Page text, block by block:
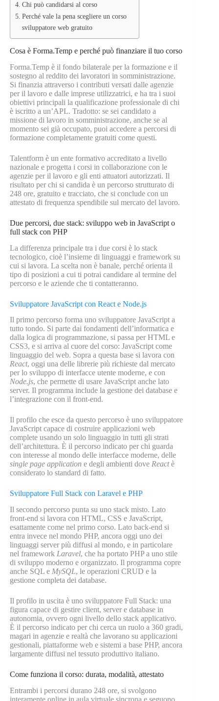
Chi può candidarsi al corso
Perché vale la pena scegliere un corso
sviluppatore web gratuito
Cosa è Forma.Temp e perché può finanziare il tuo corso
Forma.Temp è il fondo bilaterale per la formazione e il
sostegno al reddito dei lavoratori in somministrazione.
Si finanzia attraverso i contributi versati dalle agenzie
per il lavoro e dalle imprese utilizzatrici, e ha tra i suoi
obiettivi principali la qualificazione professionale di chi
è iscritto a un’APL. Tradotto: se sei candidato a
missione di lavoro in somministrazione, anche se al
momento sei già occupato, puoi accedere a percorsi di
formazione completamente gratuiti come questi.
Talentform è un ente formativo accreditato a livello
nazionale e progetta i corsi in collaborazione con le
agenzie per il lavoro e gli enti attuatori autorizzati. Il
risultato per chi si candida è un percorso strutturato di
248 ore, gratuito e tracciato, che si conclude con un
attestato di frequenza spendibile sul mercato del lavoro.
Due percorsi, due stack: sviluppo web in JavaScript o
full stack con PHP
La differenza principale tra i due corsi è lo stack
tecnologico, cioè l’insieme di linguaggi e framework su
cui si lavora. La scelta non è banale, perché orienta il
tipo di posizioni a cui ti potrai candidare al termine del
percorso e le aziende che ti contatteranno.
Sviluppatore JavaScript con React e Node.js
Il primo percorso forma uno sviluppatore JavaScript a
tutto tondo. Si parte dai fondamenti dell’informatica e
dalla logica di programmazione, si passa per HTML e
CSS3, e si arriva al cuore del corso: JavaScript come
linguaggio del web. Sopra a questa base si lavora con
React, oggi una delle librerie più richieste dal mercato
per lo sviluppo di interfacce utente moderne, e con
Node.js, che permette di usare JavaScript anche lato
server. Il programma include la gestione dei database e
l’integrazione con il front-end.
Il profilo che esce da questo percorso è uno sviluppatore
JavaScript capace di costruire applicazioni web
complete usando un solo linguaggio in tutti gli strati
dell’architettura. È il percorso indicato per chi guarda
con interesse al mondo delle interfacce moderne, delle
single page application e degli ambienti dove Reactè
considerato lo standard di fatto.
Sviluppatore Full Stack con Laravel e PHP
Il secondo percorso punta su uno stack misto. Lato
front-end si lavora con HTML, CSS e JavaScript,
esattamente come nel primo corso. Lato back-end si
entra invece nel mondo PHP, ancora oggi uno dei
linguaggi server più diffusi al mondo, e in particolare
nel framework Laravel, che ha portato PHP a uno stile
di sviluppo moderno e organizzato. Il programma copre
anche SQL e MySQL, le operazioni CRUD e la
gestione completa dei database.
Il profilo in uscita è uno sviluppatore Full Stack: una
figura capace di gestire client, server e database in
autonomia, ovvero ogni livello dello stack applicativo.
È il percorso indicato per chi cerca un ruolo a 360 gradi,
magari in agenzie e realtà che lavorano su applicazioni
gestionali, piattaforme web e sistemi a base PHP, ancora
largamente diffusi nel tessuto produttivo italiano.
Come funziona il corso: durata, modalità, attestato
Entrambi i percorsi durano 248 ore, si svolgono
interamente online in aula virtuale sincrona e seguono